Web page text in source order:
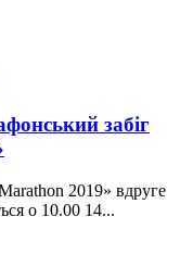
забіг
2019» вдруге
о 10.00 14...